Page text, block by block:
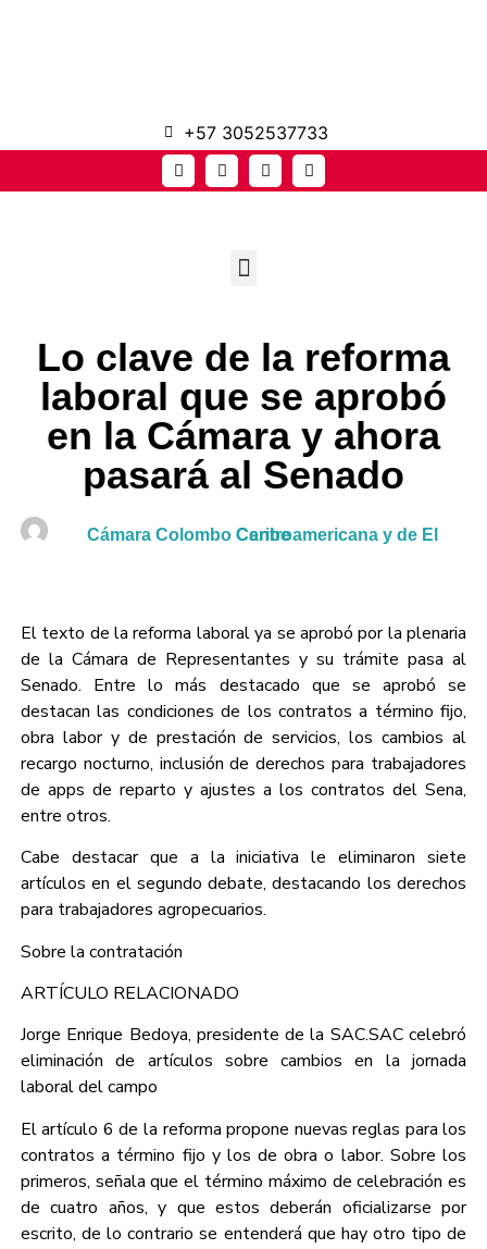
+57 3052537733
Lo clave de la reforma
laboral que se aprobó
en la Cámara y ahora
pasará al Senado
Cámara Colombo Centroamericana y de El Caribe
El texto de la reforma laboral ya se aprobó por la plenaria
de la Cámara de Representantes y su trámite pasa al
Senado. Entre lo más destacado que se aprobó se
destacan las condiciones de los contratos a término fijo,
obra labor y de prestación de servicios, los cambios al
recargo nocturno, inclusión de derechos para trabajadores
de apps de reparto y ajustes a los contratos del Sena,
entre otros.
Cabe destacar que a la iniciativa le eliminaron siete
artículos en el segundo debate, destacando los derechos
para trabajadores agropecuarios.
Sobre la contratación
ARTÍCULO RELACIONADO
Jorge Enrique Bedoya, presidente de la SAC.SAC celebró
eliminación de artículos sobre cambios en la jornada
laboral del campo
El artículo 6 de la reforma propone nuevas reglas para los
contratos a término fijo y los de obra o labor. Sobre los
primeros, señala que el término máximo de celebración es
de cuatro años, y que estos deberán oficializarse por
escrito, de lo contrario se entenderá que hay otro tipo de